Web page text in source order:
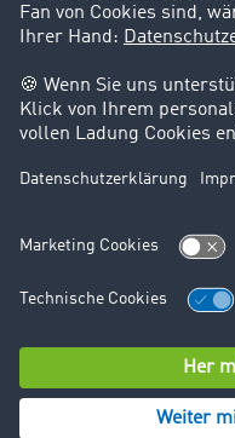
Kontakt
Rechtliches
Impressum
AGB